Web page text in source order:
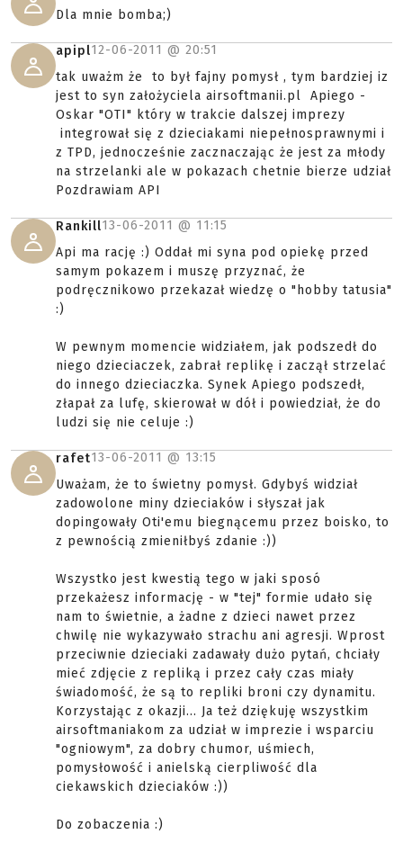
Dla mnie bomba;)
apipl12-06-2011 @ 20:51
tak uważm że to był fajny pomysł , tym bardziej iz
jest to syn założyciela airsoftmanii.pl Apiego -
Oskar "OTI" który w trakcie dalszej imprezy
integrował się z dzieciakami niepełnosprawnymi i
z TPD, jednocześnie zacznaczając że jest za młody
na strzelanki ale w pokazach chetnie bierze udział
Pozdrawiam API
Rankill13-06-2011 @ 11:15
Api ma rację :) Oddał mi syna pod opiekę przed
samym pokazem i muszę przyznać, że
podręcznikowo przekazał wiedzę o "hobby tatusia"
:)
W pewnym momencie widziałem, jak podszedł do
niego dzieciaczek, zabrał replikę i zaczął strzelać
do innego dzieciaczka. Synek Apiego podszedł,
złapał za lufę, skierował w dół i powiedział, że do
ludzi się nie celuje :)
rafet13-06-2011 @ 13:15
Uważam, że to świetny pomysł. Gdybyś widział
zadowolone miny dzieciaków i słyszał jak
dopingowały Oti'emu biegnącemu przez boisko, to
z pewnością zmieniłbyś zdanie :))
Wszystko jest kwestią tego w jaki sposó
przekażesz informację - w "tej" formie udało się
nam to świetnie, a żadne z dzieci nawet przez
chwilę nie wykazywało strachu ani agresji. Wprost
przeciwnie dzieciaki zadawały dużo pytań, chciały
mieć zdjęcie z repliką i przez cały czas miały
świadomość, że są to repliki broni czy dynamitu.
Korzystając z okazji... Ja też dziękuję wszystkim
airsoftmaniakom za udział w imprezie i wsparciu
"ogniowym", za dobry chumor, uśmiech,
pomysłowość i anielską cierpliwość dla
ciekawskich dzieciaków :))
Do zobaczenia :)